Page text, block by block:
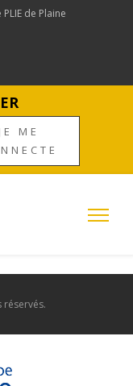
de Plaine
JE ME
réservés.